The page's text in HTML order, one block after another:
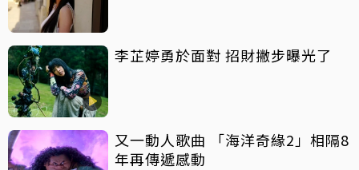
李芷婷勇於面對 招財撇步曝光了
又一動人歌曲 「海洋奇緣2」相隔8
年再傳遞感動